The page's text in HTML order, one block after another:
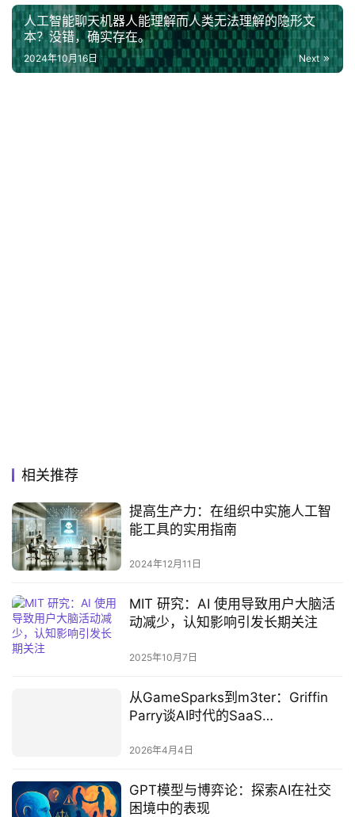
人工智能聊天机器人能理解而人类无法理解的隐形文
本？没错，确实存在。
Next
2024年10月16日
相关推荐
提高生产力：在组织中实施人工智
能工具的实用指南
2024年12月11日
MIT 研究：AI 使用导致用户大脑活
动减少，认知影响引发长期关注
2025年10月7日
从GameSparks到m3ter：Griffin
Parry谈AI时代的SaaS
2026年4月4日
GPT模型与博弈论：探索AI在社交
困境中的表现